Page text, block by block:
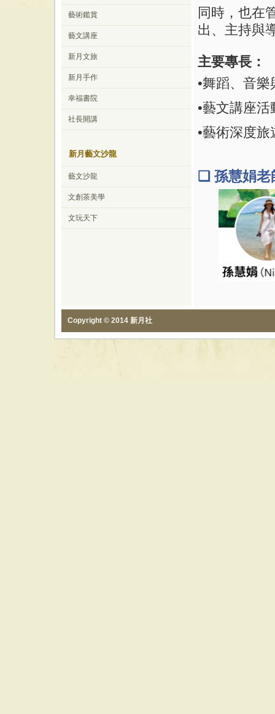
藝術鑑賞
藝文講座
新月文旅
新月手作
幸福書院
社長開講
新月藝文沙龍
藝文沙龍
文創茶美學
文玩天下
同時，也在
出、主持與
主要專長：
•舞蹈、音
•藝文講座
•藝術深度旅
❏ 孫慧娟老
Copyright © 2014 新月社